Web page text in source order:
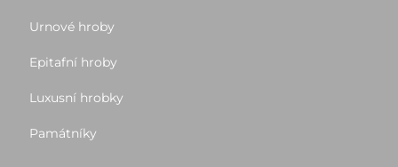
Urnové hroby
Epitafní hroby
Luxusní hrobky
Památníky